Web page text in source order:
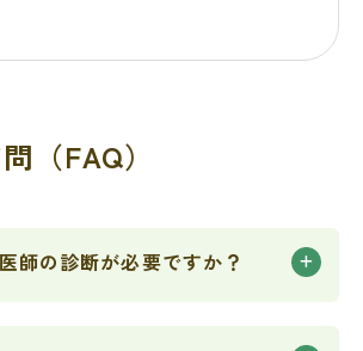
（FAQ）
師の診断が必要ですか？